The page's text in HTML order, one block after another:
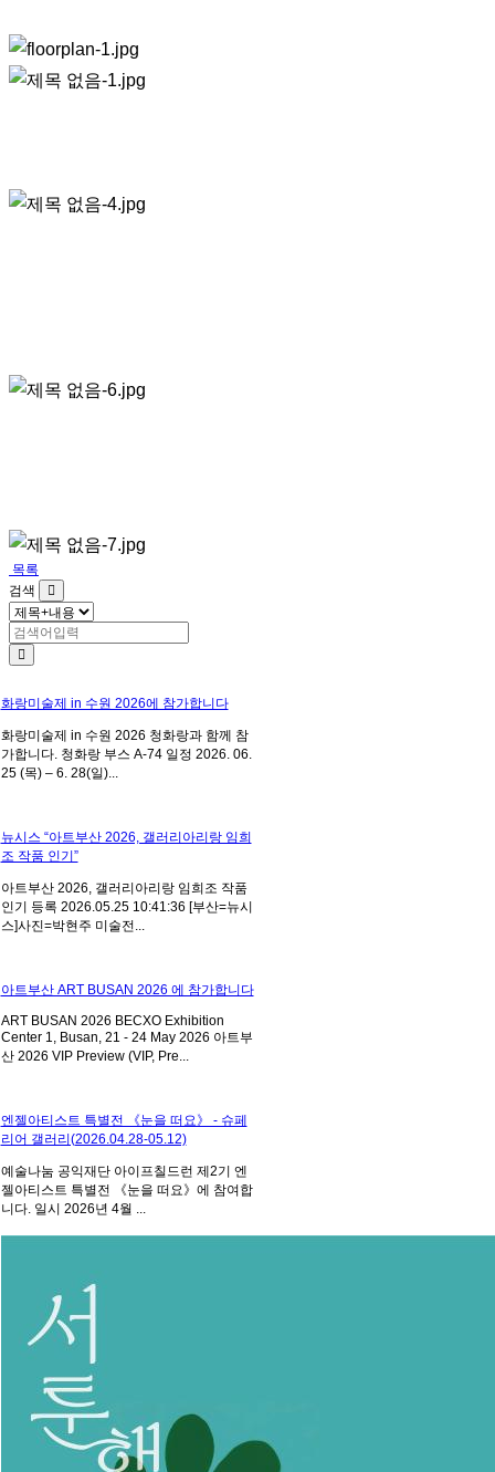
목록
검색
화랑미술제 in 수원 2026에 참가합니다
화랑미술제 in 수원 2026 청화랑과 함께 참
가합니다. 청화랑 부스 A-74 일정 2026. 06.
25 (목) – 6. 28(일)...
뉴시스 “아트부산 2026, 갤러리아리랑 임희
조 작품 인기”
아트부산 2026, 갤러리아리랑 임희조 작품
인기 등록 2026.05.25 10:41:36 [부산=뉴시
스]사진=박현주 미술전...
아트부산 ART BUSAN 2026 에 참가합니다
ART BUSAN 2026 BECXO Exhibition
Center 1, Busan, 21 - 24 May 2026 아트부
산 2026 VIP Preview (VIP, Pre...
엔젤아티스트 특별전 《눈을 떠요》 - 슈페
리어 갤러리(2026.04.28-05.12)
예술나눔 공익재단 아이프칠드런 제2기 엔
젤아티스트 특별전 《눈을 떠요》에 참여합
니다. 일시 2026년 4월 ...